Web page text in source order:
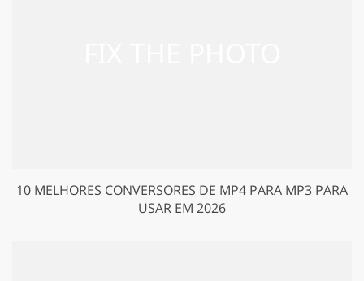
10 MELHORES CONVERSORES DE MP4 PARA MP3 PARA
USAR EM 2026